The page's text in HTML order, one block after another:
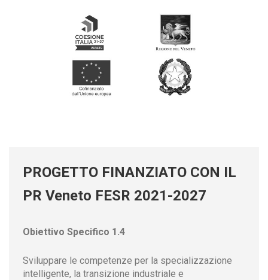
PROGETTO FINANZIATO CON IL
PR Veneto FESR 2021-2027
Obiettivo Specifico 1.4
Sviluppare le competenze per la specializzazione
intelligente, la transizione industriale e